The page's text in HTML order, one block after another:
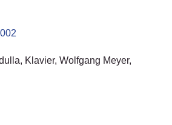
Klavier, Wolfgang Meyer,